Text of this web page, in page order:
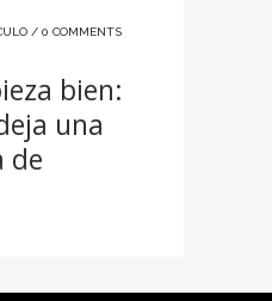
/ 0 COMMENTS
bien:
una
de